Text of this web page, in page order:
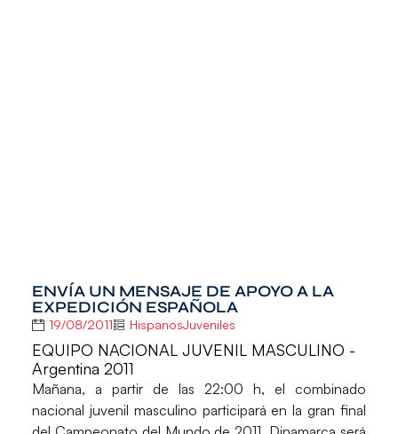
ENVÍA UN MENSAJE DE APOYO A LA
EXPEDICIÓN ESPAÑOLA
19/08/2011 HispanosJuveniles
EQUIPO NACIONAL JUVENIL MASCULINO -
Argentina 2011
Mañana, a partir de las 22:00 h, el combinado
nacional juvenil masculino participará en la gran final